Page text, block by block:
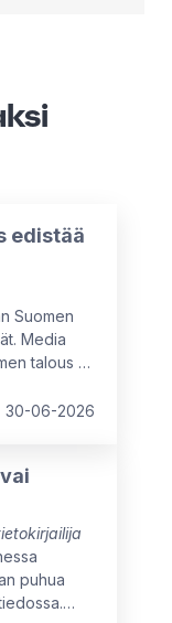
edistää
Suomen
Media
talous ei
30-06-2026
puhua